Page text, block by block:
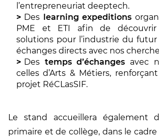
l’entrepreneuriat deeptech.
Des learning expeditions
PME et ETI afin de
solutions pour l’industrie du futur
échanges directs avec nos
Des temps d’échanges avec
celles d’Arts & Métiers,
projet RéCLasSIF.
Le stand accueillera également
primaire et de collège, dans le